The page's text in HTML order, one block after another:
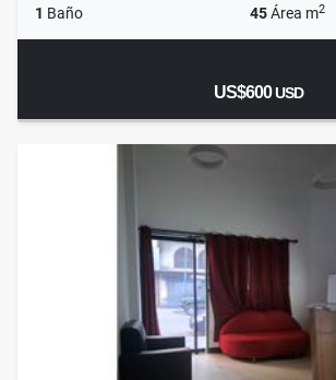
1 Baño 45Área m2
US$600USD